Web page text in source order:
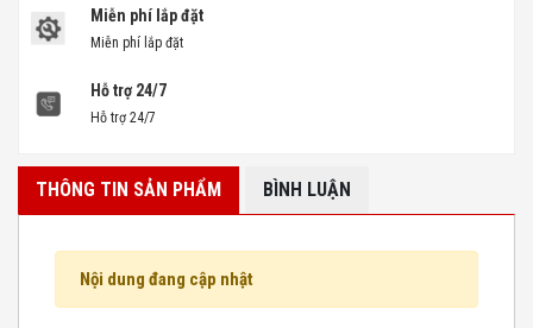
Miễn phí lắp đặt
Miễn phí lắp đặt
Hỗ trợ 24/7
Hỗ trợ 24/7
THÔNG TIN SẢN PHẨM BÌNH LUẬN
Nội dung đang cập nhật